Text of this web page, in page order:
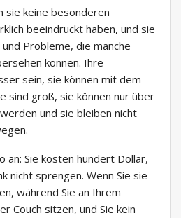
sie keine besonderen
beeindruckt haben, und sie
Probleme, die manche
können. Ihre
sein, sie können mit dem
sind groß, sie können nur über
und sie bleiben nicht
an: Sie kosten hundert Dollar,
nicht sprengen. Wenn Sie sie
während Sie an Ihrem
Couch sitzen, und Sie kein